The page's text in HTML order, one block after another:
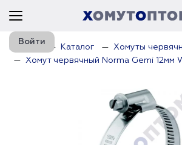
Войти
Главная Каталог
Хомуты
Хомут червячный Norma Gemi 12мм